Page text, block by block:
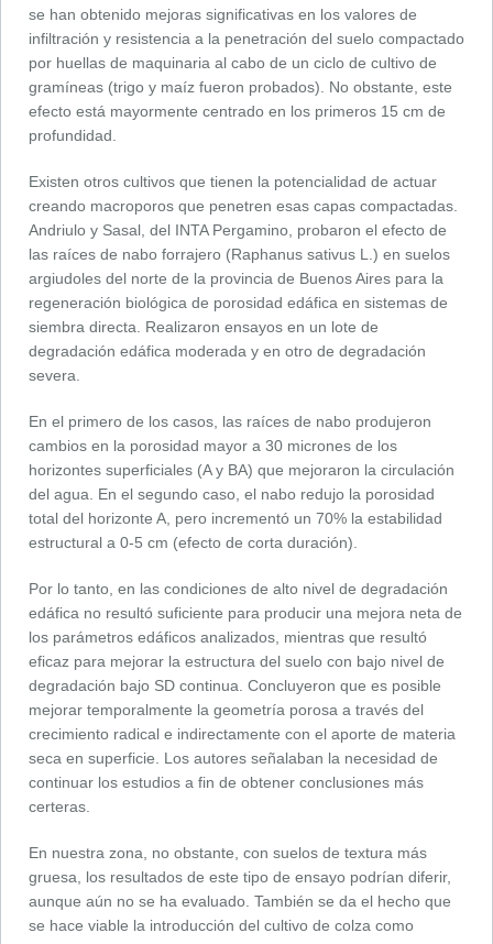
se han obtenido mejoras significativas en los valores de
infiltración y resistencia a la penetración del suelo compactado
por huellas de maquinaria al cabo de un ciclo de cultivo de
gramíneas (trigo y maíz fueron probados). No obstante, este
efecto está mayormente centrado en los primeros 15 cm de
profundidad.
Existen otros cultivos que tienen la potencialidad de actuar
creando macroporos que penetren esas capas compactadas.
Andriulo y Sasal, del INTA Pergamino, probaron el efecto de
las raíces de nabo forrajero (Raphanus sativus L.) en suelos
argiudoles del norte de la provincia de Buenos Aires para la
regeneración biológica de porosidad edáfica en sistemas de
siembra directa. Realizaron ensayos en un lote de
degradación edáfica moderada y en otro de degradación
severa.
En el primero de los casos, las raíces de nabo produjeron
cambios en la porosidad mayor a 30 micrones de los
horizontes superficiales (A y BA) que mejoraron la circulación
del agua. En el segundo caso, el nabo redujo la porosidad
total del horizonte A, pero incrementó un 70% la estabilidad
estructural a 0-5 cm (efecto de corta duración).
Por lo tanto, en las condiciones de alto nivel de degradación
edáfica no resultó suficiente para producir una mejora neta de
los parámetros edáficos analizados, mientras que resultó
eficaz para mejorar la estructura del suelo con bajo nivel de
degradación bajo SD continua. Concluyeron que es posible
mejorar temporalmente la geometría porosa a través del
crecimiento radical e indirectamente con el aporte de materia
seca en superficie. Los autores señalaban la necesidad de
continuar los estudios a fin de obtener conclusiones más
certeras.
En nuestra zona, no obstante, con suelos de textura más
gruesa, los resultados de este tipo de ensayo podrían diferir,
aunque aún no se ha evaluado. También se da el hecho que
se hace viable la introducción del cultivo de colza como